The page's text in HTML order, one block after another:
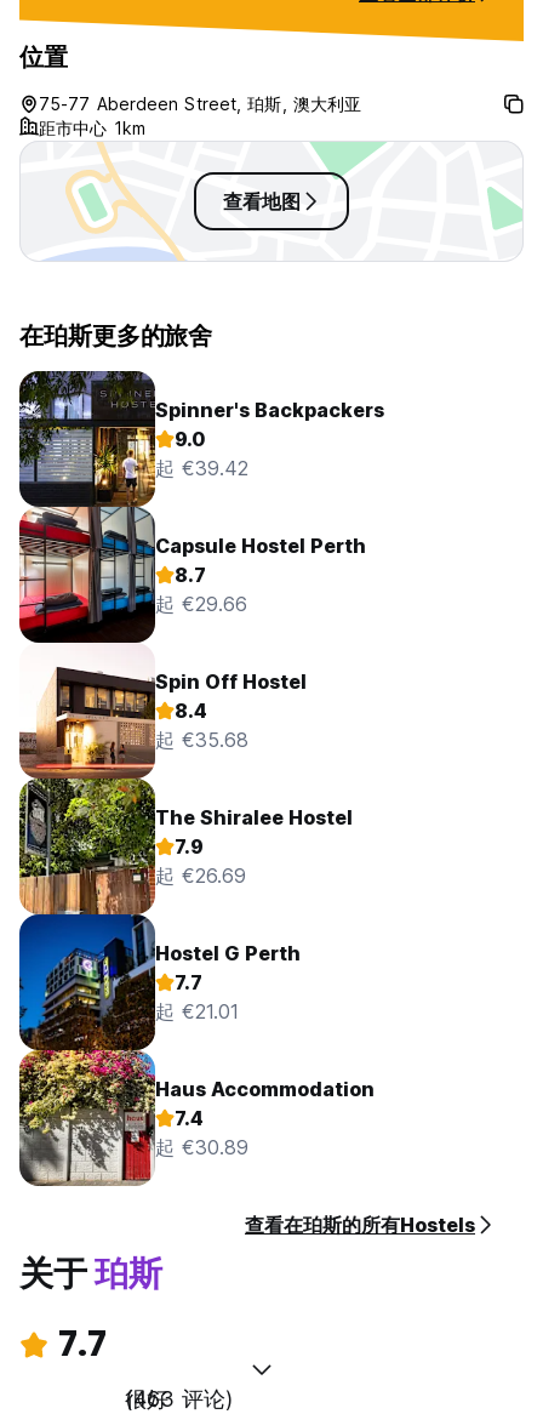
位置
75-77 Aberdeen Street, 珀斯, 澳大利亚
距市中心 1km
查看地图
在珀斯更多的旅舍
Spinner's Backpackers
9.0
起 €39.42
Capsule Hostel Perth
8.7
起 €29.66
Spin Off Hostel
8.4
起 €35.68
The Shiralee Hostel
7.9
起 €26.69
Hostel G Perth
7.7
起 €21.01
Haus Accommodation
7.4
起 €30.89
查看在珀斯的所有Hostels
关于珀斯
7.7
很好
(463 评论)